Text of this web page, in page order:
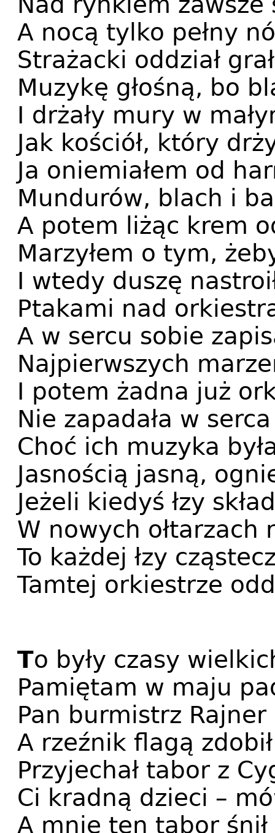
A nocą tylko pełny
Strażacki oddział
Muzykę głośną, bo
I drżały mury w
Jak kościół, który
Ja oniemiałem od
Mundurów, blach i
A potem liżąc krem
Marzyłem o tym,
I wtedy duszę
Ptakami nad
A w sercu sobie
Najpierwszych
I potem żadna już
Nie zapadała w
Choć ich muzyka
Jasnością jasną,
Jeżeli kiedyś łzy
W nowych ołtarzach
To każdej łzy
Tamtej orkiestrze
To były czasy
Pamiętam w maju
Pan burmistrz Rajner
A rzeźnik flagą
Przyjechał tabor z
Ci kradną dzieci –
A mnie ten tabor